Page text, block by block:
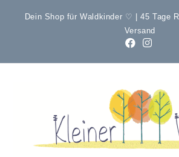
Dein Shop für Waldkinder ♡ | 45 Tage
Versand